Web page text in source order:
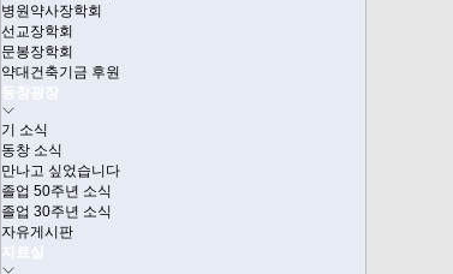
병원약사장학회
선교장학회
문봉장학회
약대건축기금 후원
동창광장
기 소식
동창 소식
만나고 싶었습니다
졸업 50주년 소식
졸업 30주년 소식
자유게시판
자료실